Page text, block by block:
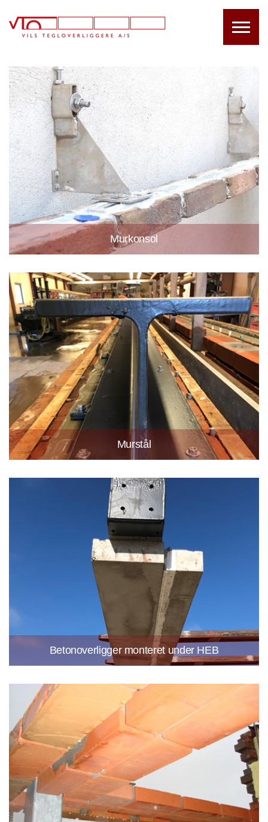
Stål
Murkonsol
Murstål
Betonoverligger monteret under HEB